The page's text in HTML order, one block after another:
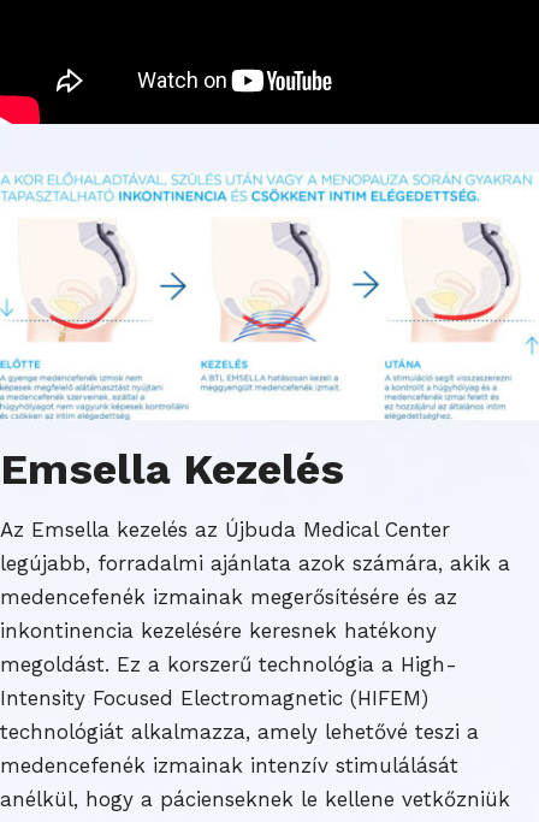
Emsella Kezelés
Az Emsella kezelés az Újbuda Medical Center
legújabb, forradalmi ajánlata azok számára, akik a
medencefenék izmainak megerősítésére és az
inkontinencia kezelésére keresnek hatékony
megoldást. Ez a korszerű technológia a High-
Intensity Focused Electromagnetic (HIFEM)
technológiát alkalmazza, amely lehetővé teszi a
medencefenék izmainak intenzív stimulálását
anélkül, hogy a pácienseknek le kellene vetkőzniük